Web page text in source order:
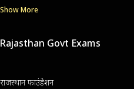
Show More
Rajasthan Govt Exams
राजस्थान फाउंडेशन